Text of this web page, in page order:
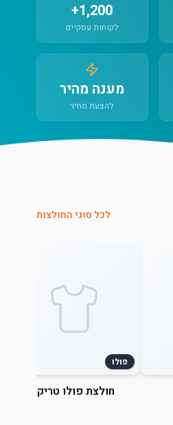
1,200+
לקוחות עסקיים
מענה מהיר
להצעת מחיר
לכל סוגי החולצות
פולו
חולצת פולו טריקו